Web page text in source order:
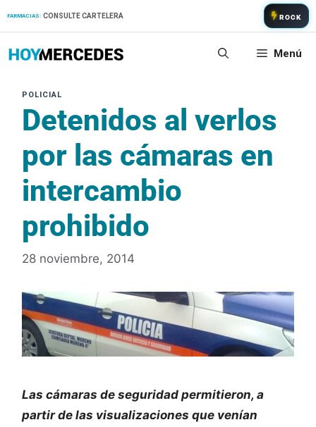
FARMACIAS: CONSULTE CARTELERA ROCK
Menú
Detenidos al verlos
por las cámaras en
intercambio
prohibido
28 noviembre, 2014
Las cámaras de seguridad permitieron, a
partir de las visualizaciones que venían